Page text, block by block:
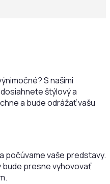
S našimi
štýlový a
a bude odrážať vašu
počúvame vaše predstavy.
presne vyhovovať